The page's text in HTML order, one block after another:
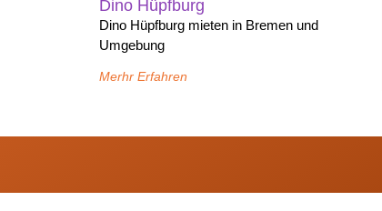
Dino Hüpfburg
Dino Hüpfburg mieten in Bremen und
Umgebung
Merhr Erfahren